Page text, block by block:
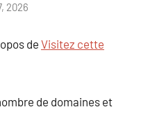
2026
de Visitez cette
de domaines et